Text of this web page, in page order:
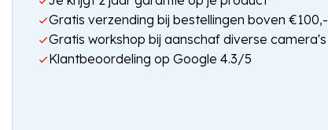
Gratis verzending bij bestellingen boven €100,-
Gratis workshop bij aanschaf diverse camera's
Klantbeoordeling op Google 4.3/5